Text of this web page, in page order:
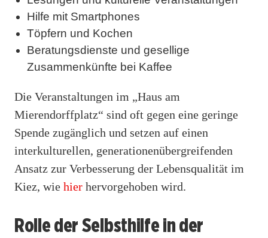
Hilfe mit Smartphones
Töpfern und Kochen
Beratungsdienste und gesellige
Zusammenkünfte bei Kaffee
Die Veranstaltungen im „Haus am
Mierendorffplatz“ sind oft gegen eine geringe
Spende zugänglich und setzen auf einen
interkulturellen, generationenübergreifenden
Ansatz zur Verbesserung der Lebensqualität im
Kiez, wie hier hervorgehoben wird.
Rolle der Selbsthilfe in der